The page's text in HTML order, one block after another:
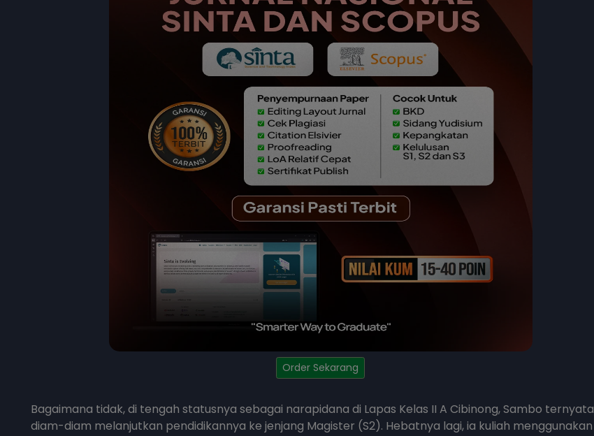
Order Sekarang
Bagaimana tidak, di tengah statusnya sebagai narapidana di Lapas Kelas II A Cibinong, Sambo ternyata
diam-diam melanjutkan pendidikannya ke jenjang Magister (S2). Hebatnya lagi, ia kuliah menggunakan